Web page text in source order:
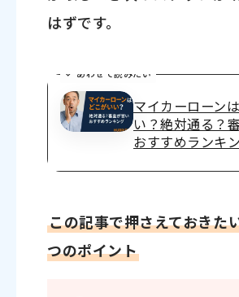
はずです。
あわせて読みたい
マイカーローン
い？絶対通る？
おすすめランキ
この記事で押さえておきた
つのポイント